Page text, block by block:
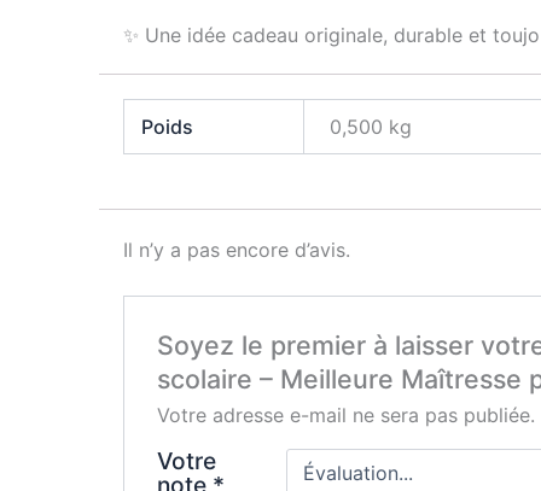
✨ Une idée cadeau originale, durable et
Poids 0,500 kg
Il n’y a pas encore d’avis.
Soyez le premier à laisser
scolaire – Meilleure Maîtresse
Votre adresse e-mail ne sera pas publiée.
Votre
note *